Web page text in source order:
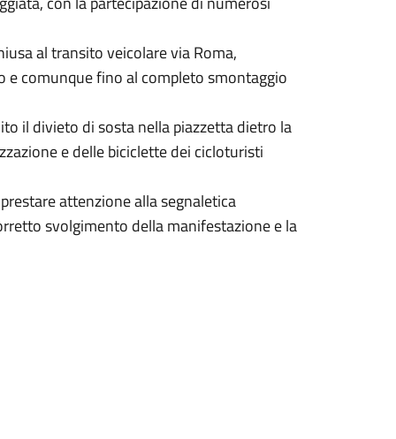
al transito veicolare via Roma,
e comunque fino al completo smontaggio
il divieto di sosta nella piazzetta dietro la
e delle biciclette dei cicloturisti
attenzione alla segnaletica
svolgimento della manifestazione e la